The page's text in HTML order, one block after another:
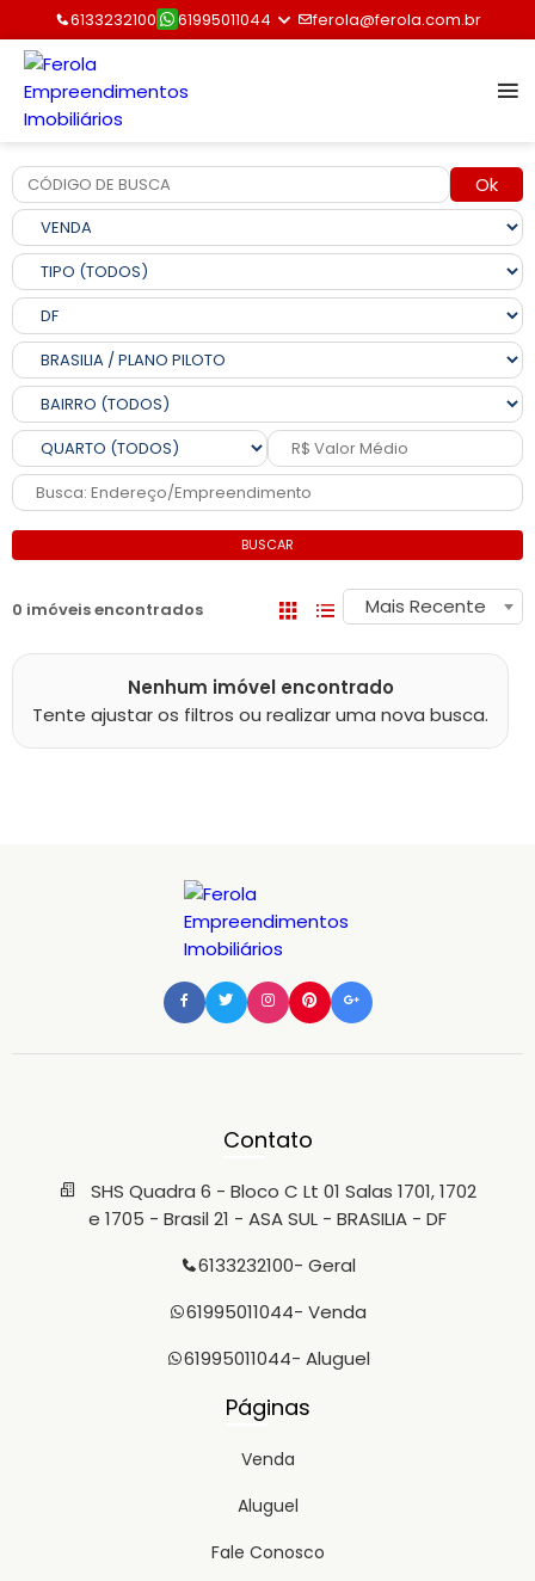
6133232100 61995011044 ferola@ferola.com.br
Ok
BUSCAR
0 imóveis encontrados Mais Recente
Nenhum imóvel encontrado
Tente ajustar os filtros ou realizar uma nova busca.
Contato
SHS Quadra 6 - Bloco C Lt 01 Salas 1701, 1702
e 1705 - Brasil 21 - ASA SUL - BRASILIA - DF
6133232100- Geral
61995011044- Venda
61995011044- Aluguel
Páginas
Venda
Aluguel
Fale Conosco